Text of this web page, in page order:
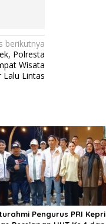
berikutnya
Polresta
Wisata
Lalu Lintas
Pengurus PRI Kepri